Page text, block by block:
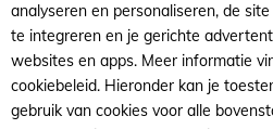
Algemene voorwaarden
analyseren en personaliseren, de
te integreren en je gerichte
websites en apps. Meer informatie
cookiebeleid. Hieronder kan je
gebruik van cookies voor alle